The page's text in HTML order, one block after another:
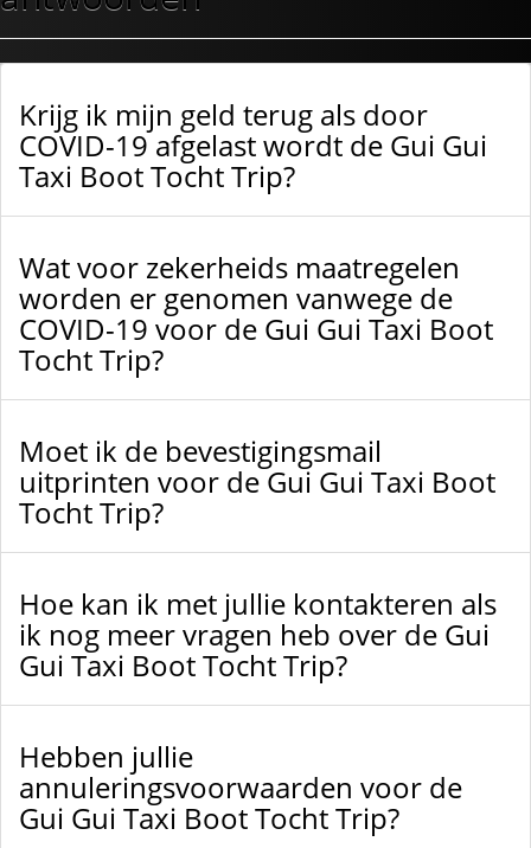
Krijg ik mijn geld terug als door
COVID-19 afgelast wordt de Gui Gui
Taxi Boot Tocht Trip?
Wat voor zekerheids maatregelen
worden er genomen vanwege de
COVID-19 voor de Gui Gui Taxi Boot
Tocht Trip?
Moet ik de bevestigingsmail
uitprinten voor de Gui Gui Taxi Boot
Tocht Trip?
Hoe kan ik met jullie kontakteren als
ik nog meer vragen heb over de Gui
Gui Taxi Boot Tocht Trip?
Hebben jullie
annuleringsvoorwaarden voor de
Gui Gui Taxi Boot Tocht Trip?